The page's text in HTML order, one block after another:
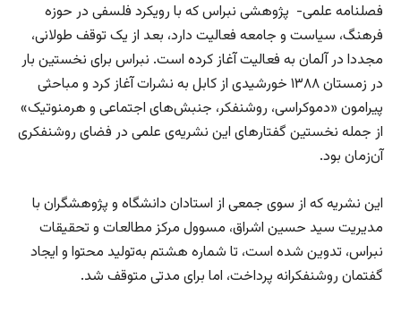
فصلنامه علمی- پژوهشی نبراس که با رویکرد فلسفی در حوزه
فرهنگ، سیاست و جامعه فعالیت دارد، بعد از یک توقف طولانی،
مجددا در آلمان به فعالیت آغاز کرده است. نبراس برای نخستین بار
در زمستان ۱۳۸۸ خورشیدی از کابل به نشرات آغاز کرد و مباحثی
پیرامون «دموکراسی، روشنفکر، جنبش‌های اجتماعی و هرمنوتیک»
از جمله نخستین گفتارهای این نشریه‌ی علمی در فضای روشنفکری
آن‌زمان بود.
این نشریه که از سوی جمعی از استادان دانشگاه و پژوهشگران با
مدیریت سید حسین اشراق، مسوول مرکز مطالعات و تحقیقات
نبراس، تدوین شده است، تا شماره هشتم به‌تولید محتوا و ایجاد
گفتمان روشنفکرانه پرداخت، اما برای مدتی متوقف شد.